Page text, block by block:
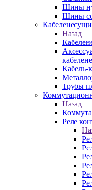
Шины
Шины
Назад
Кабель-
Трубы
Назад
Реле